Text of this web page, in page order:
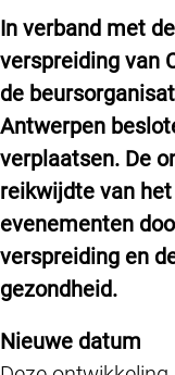
In verband met
verspreiding van
de
Antwerpen
verplaatsen. De
reikwijdte van
evenementen
verspreiding en
gezondheid.
Nieuwe datum